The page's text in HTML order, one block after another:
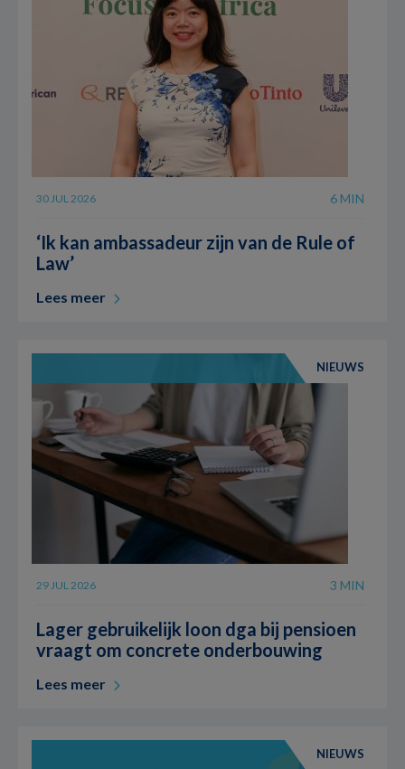
30 JUL 2026 6 MIN
‘Ik kan ambassadeur zijn van de Rule of
Law’
Lees meer
NIEUWS
29 JUL 2026 3 MIN
Lager gebruikelijk loon dga bij pensioen
vraagt om concrete onderbouwing
Lees meer
NIEUWS